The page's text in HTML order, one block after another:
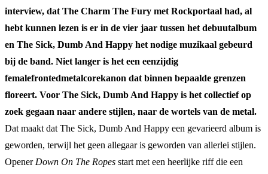
interview, dat The Charm The Fury met Rockportaal had, al
hebt kunnen lezen is er in de vier jaar tussen het debuutalbum
en The Sick, Dumb And Happy het nodige muzikaal gebeurd
bij de band. Niet langer is het een eenzijdig
femalefrontedmetalcorekanon dat binnen bepaalde grenzen
floreert. Voor The Sick, Dumb And Happy is het collectief op
zoek gegaan naar andere stijlen, naar de wortels van de metal.
Dat maakt dat The Sick, Dumb And Happy een gevarieerd album is
geworden, terwijl het geen allegaar is geworden van allerlei stijlen.
Opener Down On The Ropes start met een heerlijke riff die een